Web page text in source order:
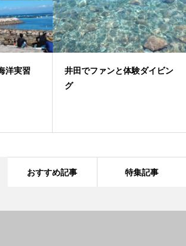
洋実習
井田でファンと体験ダイビン
グ
おすすめ記事 特集記事